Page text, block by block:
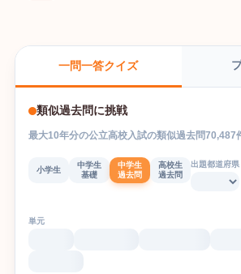
一問一答クイズ
類似過去問に挑戦
最大10年分の公立高校入試の類似過去問70,487
小学生
中学生
基礎
中学生
過去問
高校生
過去問
出題都道府県
単元